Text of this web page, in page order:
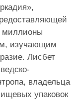
миллионы
изучающим
Лисбет
владельца
упаковок